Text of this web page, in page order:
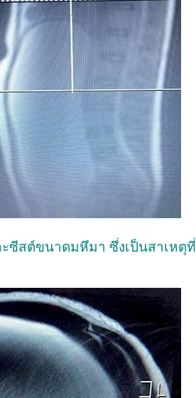
ซีสต์ขนาดมหึมา ซึ่งเป็นสาเหตุที่